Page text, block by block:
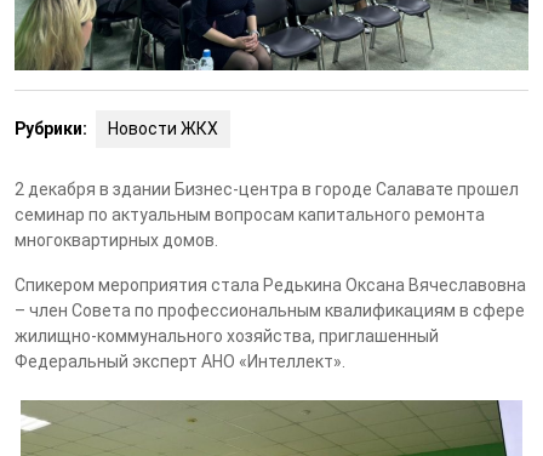
Рубрики: Новости ЖКХ
2 декабря в здании Бизнес-центра в городе Салавате прошел
семинар по актуальным вопросам капитального ремонта
многоквартирных домов.
Спикером мероприятия стала Редькина Оксана Вячеславовна
– член Совета по профессиональным квалификациям в сфере
жилищно-коммунального хозяйства, приглашенный
Федеральный эксперт АНО «Интеллект».